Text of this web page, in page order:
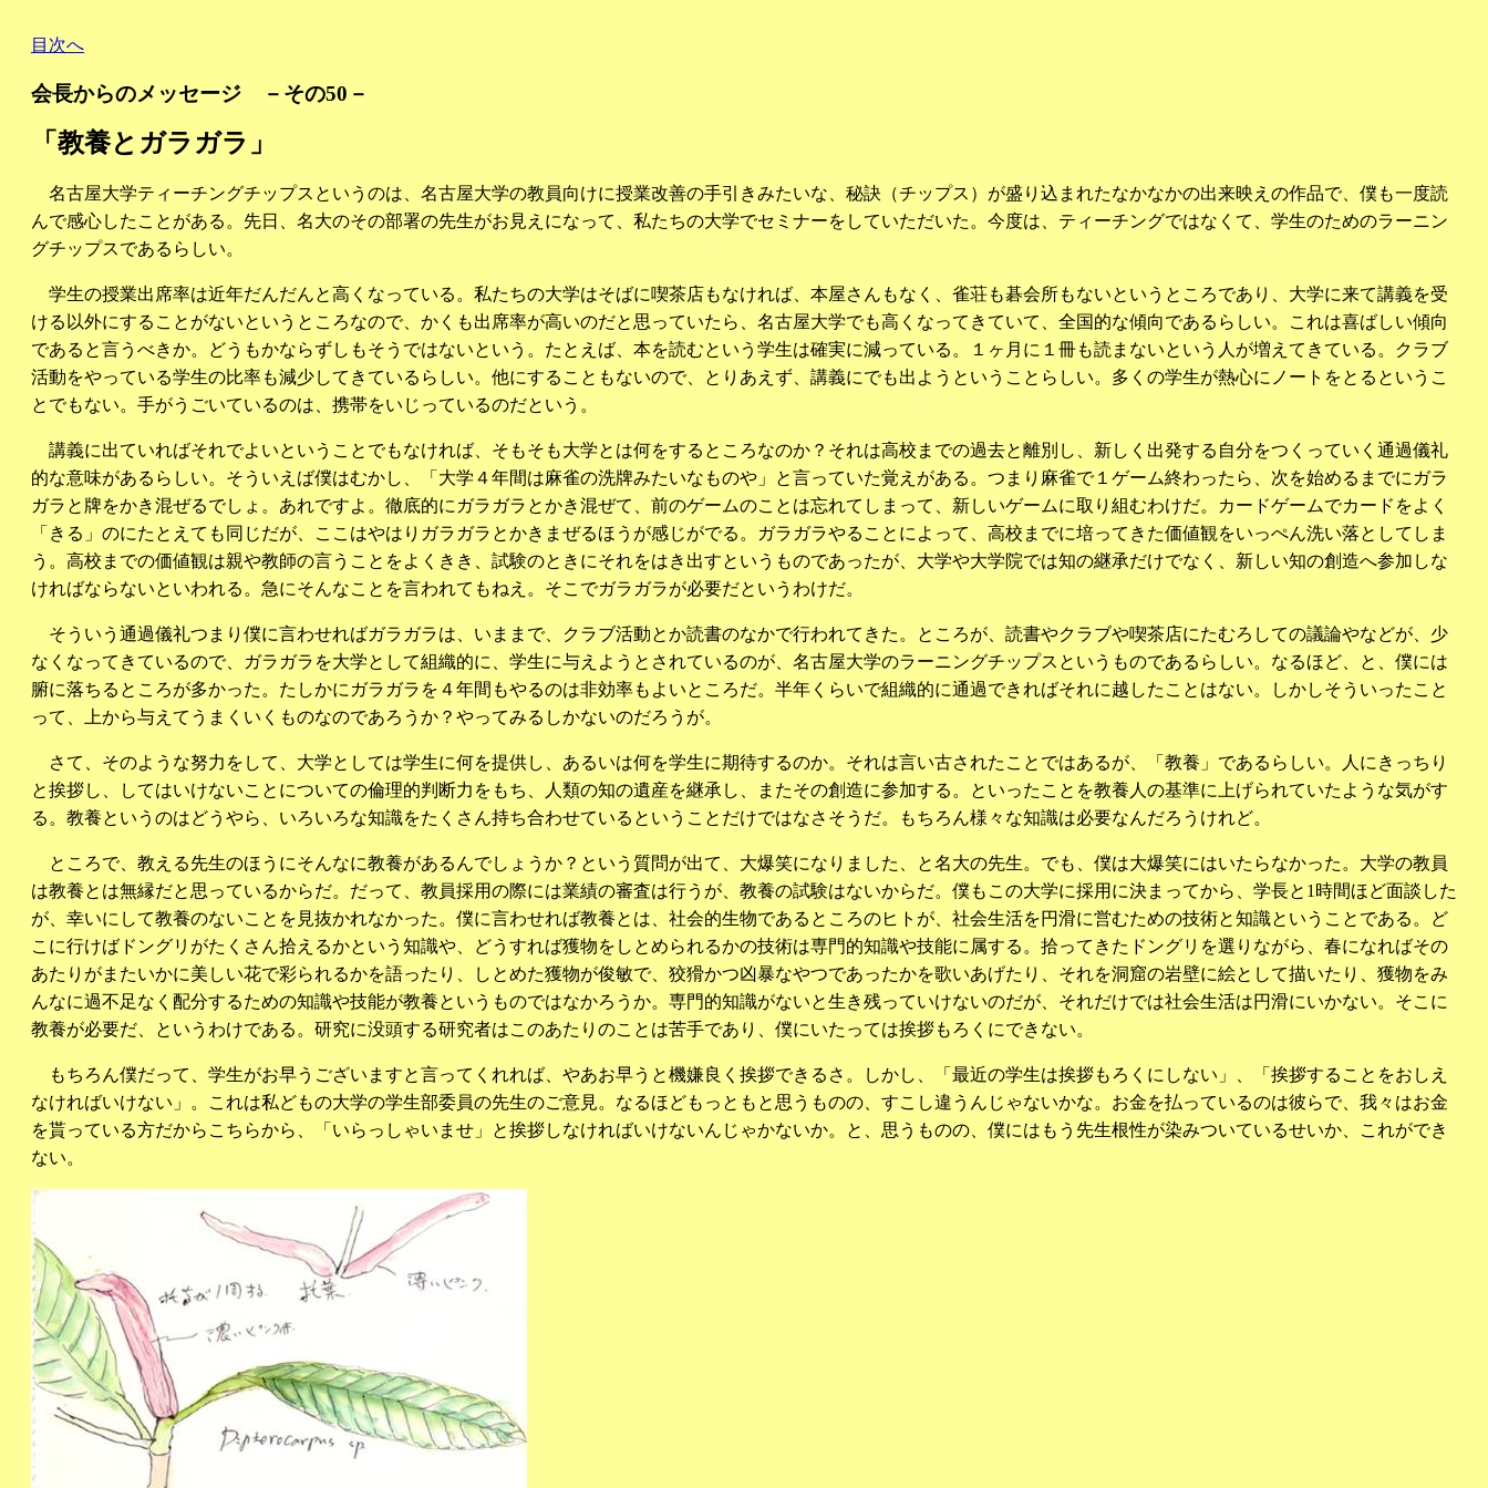
目次へ
会長からのメッセージ －その50－
「教養とガラガラ」
名古屋大学ティーチングチップスというのは、名古屋大学の教員向けに授業改善の手引きみたいな、秘訣（チップス）が盛り込まれたなかなかの出来映えの作品で、僕も一度読
んで感心したことがある。先日、名大のその部署の先生がお見えになって、私たちの大学でセミナーをしていただいた。今度は、ティーチングではなくて、学生のためのラーニン
グチップスであるらしい。
学生の授業出席率は近年だんだんと高くなっている。私たちの大学はそばに喫茶店もなければ、本屋さんもなく、雀荘も碁会所もないというところであり、大学に来て講義を受
ける以外にすることがないというところなので、かくも出席率が高いのだと思っていたら、名古屋大学でも高くなってきていて、全国的な傾向であるらしい。これは喜ばしい傾向
であると言うべきか。どうもかならずしもそうではないという。たとえば、本を読むという学生は確実に減っている。１ヶ月に１冊も読まないという人が増えてきている。クラブ
活動をやっている学生の比率も減少してきているらしい。他にすることもないので、とりあえず、講義にでも出ようということらしい。多くの学生が熱心にノートをとるというこ
とでもない。手がうごいているのは、携帯をいじっているのだという。
講義に出ていればそれでよいということでもなければ、そもそも大学とは何をするところなのか？それは高校までの過去と離別し、新しく出発する自分をつくっていく通過儀礼
的な意味があるらしい。そういえば僕はむかし、「大学４年間は麻雀の洗牌みたいなものや」と言っていた覚えがある。つまり麻雀で１ゲーム終わったら、次を始めるまでにガラ
ガラと牌をかき混ぜるでしょ。あれですよ。徹底的にガラガラとかき混ぜて、前のゲームのことは忘れてしまって、新しいゲームに取り組むわけだ。カードゲームでカードをよく
「きる」のにたとえても同じだが、ここはやはりガラガラとかきまぜるほうが感じがでる。ガラガラやることによって、高校までに培ってきた価値観をいっぺん洗い落としてしま
う。高校までの価値観は親や教師の言うことをよくきき、試験のときにそれをはき出すというものであったが、大学や大学院では知の継承だけでなく、新しい知の創造へ参加しな
ければならないといわれる。急にそんなことを言われてもねえ。そこでガラガラが必要だというわけだ。
そういう通過儀礼つまり僕に言わせればガラガラは、いままで、クラブ活動とか読書のなかで行われてきた。ところが、読書やクラブや喫茶店にたむろしての議論やなどが、少
なくなってきているので、ガラガラを大学として組織的に、学生に与えようとされているのが、名古屋大学のラーニングチップスというものであるらしい。なるほど、と、僕には
腑に落ちるところが多かった。たしかにガラガラを４年間もやるのは非効率もよいところだ。半年くらいで組織的に通過できればそれに越したことはない。しかしそういったこと
って、上から与えてうまくいくものなのであろうか？やってみるしかないのだろうが。
さて、そのような努力をして、大学としては学生に何を提供し、あるいは何を学生に期待するのか。それは言い古されたことではあるが、「教養」であるらしい。人にきっちり
と挨拶し、してはいけないことについての倫理的判断力をもち、人類の知の遺産を継承し、またその創造に参加する。といったことを教養人の基準に上げられていたような気がす
る。教養というのはどうやら、いろいろな知識をたくさん持ち合わせているということだけではなさそうだ。もちろん様々な知識は必要なんだろうけれど。
ところで、教える先生のほうにそんなに教養があるんでしょうか？という質問が出て、大爆笑になりました、と名大の先生。でも、僕は大爆笑にはいたらなかった。大学の教員
は教養とは無縁だと思っているからだ。だって、教員採用の際には業績の審査は行うが、教養の試験はないからだ。僕もこの大学に採用に決まってから、学長と1時間ほど面談した
が、幸いにして教養のないことを見抜かれなかった。僕に言わせれば教養とは、社会的生物であるところのヒトが、社会生活を円滑に営むための技術と知識ということである。ど
こに行けばドングリがたくさん拾えるかという知識や、どうすれば獲物をしとめられるかの技術は専門的知識や技能に属する。拾ってきたドングリを選りながら、春になればその
あたりがまたいかに美しい花で彩られるかを語ったり、しとめた獲物が俊敏で、狡猾かつ凶暴なやつであったかを歌いあげたり、それを洞窟の岩壁に絵として描いたり、獲物をみ
んなに過不足なく配分するための知識や技能が教養というものではなかろうか。専門的知識がないと生き残っていけないのだが、それだけでは社会生活は円滑にいかない。そこに
教養が必要だ、というわけである。研究に没頭する研究者はこのあたりのことは苦手であり、僕にいたっては挨拶もろくにできない。
もちろん僕だって、学生がお早うございますと言ってくれれば、やあお早うと機嫌良く挨拶できるさ。しかし、「最近の学生は挨拶もろくにしない」、「挨拶することをおしえ
なければいけない」。これは私どもの大学の学生部委員の先生のご意見。なるほどもっともと思うものの、すこし違うんじゃないかな。お金を払っているのは彼らで、我々はお金
を貰っている方だからこちらから、「いらっしゃいませ」と挨拶しなければいけないんじゃかないか。と、思うものの、僕にはもう先生根性が染みついているせいか、これができ
ない。